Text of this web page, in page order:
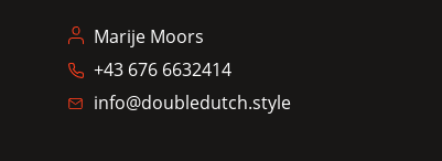
Marije Moors
+43 676 6632414
info@doubledutch.style